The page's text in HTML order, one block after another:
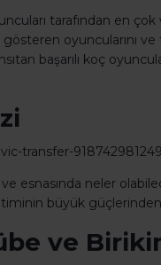
tarafından en çok
gösteren oyuncularını
başarılı koç
esnasında neler
büyük güçlerinden
ve